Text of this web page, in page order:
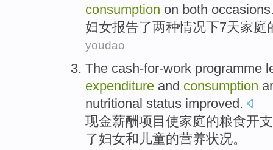
consumption on both occasions
妇女报告了两种情况下7天家庭
youdao
The cash-for-work programme
expenditure and consumption
nutritional status improved .
现金薪酬项目 使家庭的粮食开支
了妇女和儿童的营养状况。